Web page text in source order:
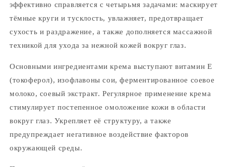
эффективно справляется с четырьмя задачами: маскирует
тёмные круги и тусклость, увлажняет, предотвращает
сухость и раздражение, а также дополняется массажной
техникой для ухода за нежной кожей вокруг глаз.
Основными ингредиентами крема выступают витамин Е
(токоферол), изофлавоны сои, ферментированное соевое
молоко, соевый экстракт. Регулярное применение крема
стимулирует постепенное омоложение кожи в области
вокруг глаз. Укрепляет её структуру, а также
предупреждает негативное воздействие факторов
окружающей среды.